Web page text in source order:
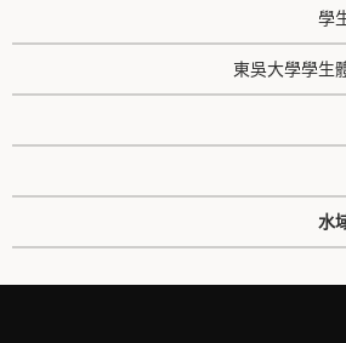
學
東吳大學學生
水